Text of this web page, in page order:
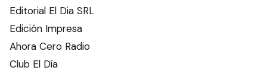
Editorial El Dia SRL
Edición Impresa
Ahora Cero Radio
Club El Día